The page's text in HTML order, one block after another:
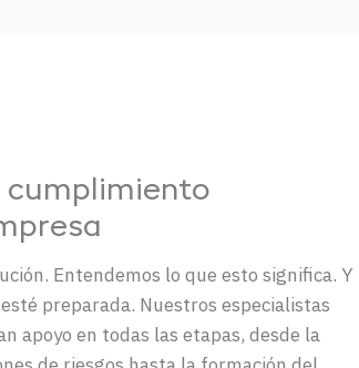
cumplimiento
Entendemos lo que esto significa. Y
preparada. Nuestros especialistas
apoyo en todas las etapas, desde la